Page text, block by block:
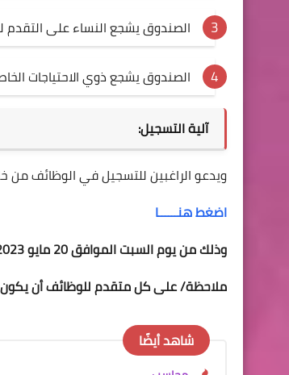
الصندوق يشجع النساء على التقدم
الصندوق يشجع ذوي الاحتياجات
آلية التسجيل:
ويدعو الراغبين للتسجيل في الوظائف من
اضغط هنــــــا
وذلك من يوم السبت الموافق 20 مايو 2023م إلى يوم السبت الموافق 27 مايو 2023م
ملاحظة/ على كل متقدم للوظائف أن
شاهد أيضًا